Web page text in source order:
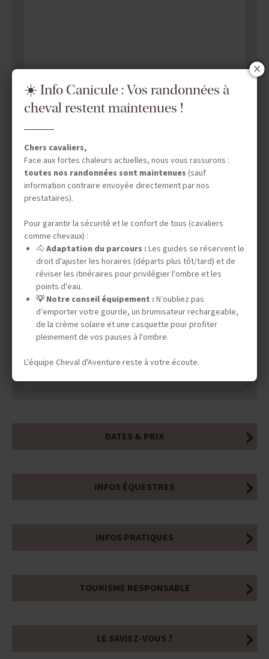
DATES & PRIX
INFOS ÉQUESTRES
INFOS PRATIQUES
TOURISME RESPONSABLE
LE SAVIEZ-VOUS ?
☀️ Info Canicule : Vos randonnées à
cheval restent maintenues !
Chers cavaliers,
Face aux fortes chaleurs actuelles, nous vous rassurons :
toutes nos randonnées sont maintenues (sauf
information contraire envoyée directement par nos
prestataires).
Pour garantir la sécurité et le confort de tous (cavaliers
comme chevaux) :
🐴 Adaptation du parcours :Les guides se réservent le
droit d'ajuster les horaires (départs plus tôt/tard) et de
réviser les itinéraires pour privilégier l'ombre et les
points d'eau.
💡 Notre conseil équipement :N’oubliez pas
d’emporter votre gourde, un brumisateur rechargeable,
de la crème solaire et une casquette pour profiter
pleinement de vos pauses à l'ombre.
L'équipe Cheval d'Aventure reste à votre écoute.